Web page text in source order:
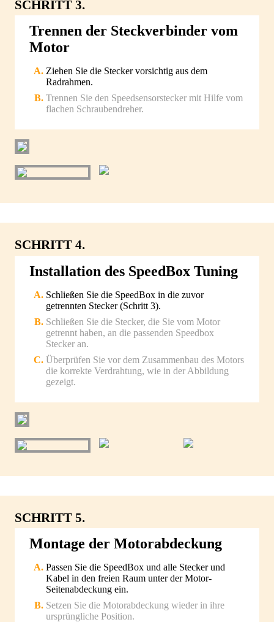
SCHRITT 3.
Trennen der Steckverbinder vom
Motor
Ziehen Sie die Stecker vorsichtig aus dem
Radrahmen.
Trennen Sie den Speedsensorstecker mit Hilfe vom
flachen Schraubendreher.
SCHRITT 4.
Installation des SpeedBox Tuning
Schließen Sie die SpeedBox in die zuvor
getrennten Stecker (Schritt 3).
Schließen Sie die Stecker, die Sie vom Motor
getrennt haben, an die passenden Speedbox
Stecker an.
Überprüfen Sie vor dem Zusammenbau des Motors
die korrekte Verdrahtung, wie in der Abbildung
gezeigt.
SCHRITT 5.
Montage der Motorabdeckung
Passen Sie die SpeedBox und alle Stecker und
Kabel in den freien Raum unter der Motor-
Seitenabdeckung ein.
Setzen Sie die Motorabdeckung wieder in ihre
ursprüngliche Position.